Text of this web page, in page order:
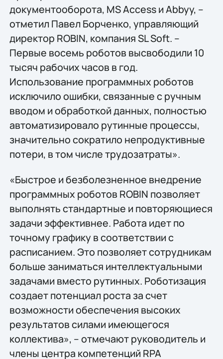
документооборота, MS Access и Abbyy, –
отметил Павел Борченко, управляющий
директор ROBIN, компания SL Soft. –
Первые восемь роботов высвободили 10
тысяч рабочих часов в год.
Использование программных роботов
исключило ошибки, связанные с ручным
вводом и обработкой данных, полностью
автоматизировало рутинные процессы,
значительно сократило непродуктивные
потери, в том числе трудозатраты».
«Быстрое и безболезненное внедрение
программных роботов ROBIN позволяет
выполнять стандартные и повторяющиеся
задачи эффективнее. Работа идет по
точному графику в соответствии с
расписанием. Это позволяет сотрудникам
больше заниматься интеллектуальными
задачами вместо рутинных. Роботизация
создает потенциал роста за счет
возможности обеспечения высоких
результатов силами имеющегося
коллектива», – отмечают руководитель и
члены центра компетенций RPA